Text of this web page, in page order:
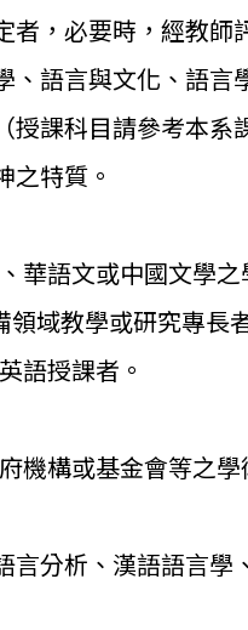
，必要時， 經教師
語言與文化、 語言
授課科目請參考本系
特質。
語文或中國文學之
域教學或研究專長
語授課者。
機構或基金會等之學
分析、漢語語言學、